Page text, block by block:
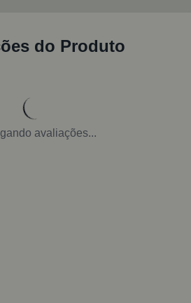
do Produto
avaliações...